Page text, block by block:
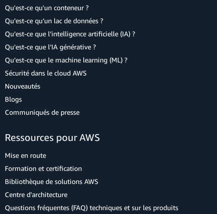
Qu'est-ce qu'un conteneur ?
Qu’est-ce qu’un lac de données ?
Qu’est-ce que l’intelligence artificielle (IA) ?
Qu’est-ce que l’IA générative ?
Qu’est-ce que le machine learning (ML) ?
Sécurité dans le cloud AWS
Nouveautés
Blogs
Communiqués de presse
Ressources pour AWS
Mise en route
Formation et certification
Bibliothèque de solutions AWS
Centre d'architecture
Questions fréquentes (FAQ) techniques et sur les produits